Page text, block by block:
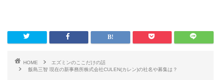
HOME
エズミンのここだけの話
飯島三智 現在の新事務所株式会社CULEN(カレン)の社名や募集は？